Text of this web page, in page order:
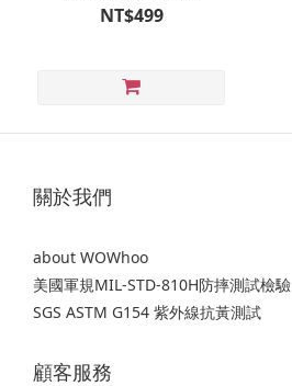
NT$499
關於我們
about WOWhoo
美國軍規MIL-STD-810H防摔測試檢驗
SGS ASTM G154 紫外線抗黃測試
顧客服務